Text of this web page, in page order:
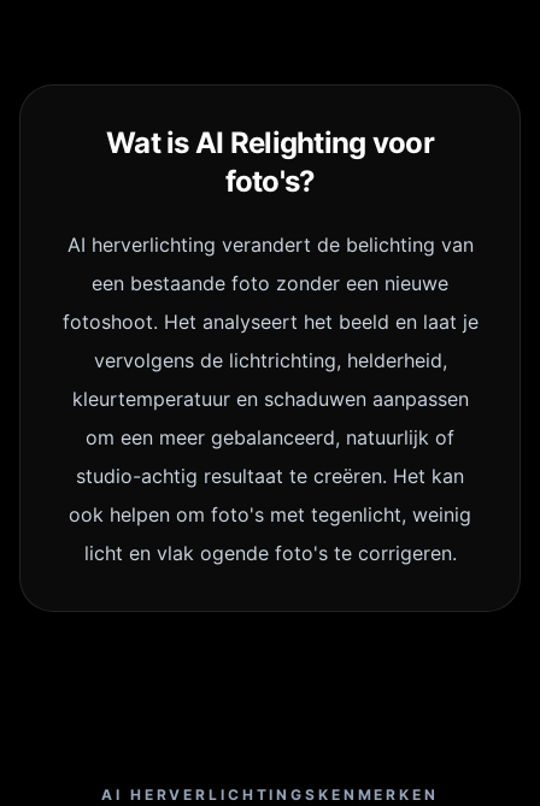
Wat is AI Relighting voor
foto's?
AI herverlichting verandert de belichting van
een bestaande foto zonder een nieuwe
fotoshoot. Het analyseert het beeld en laat je
vervolgens de lichtrichting, helderheid,
kleurtemperatuur en schaduwen aanpassen
om een meer gebalanceerd, natuurlijk of
studio-achtig resultaat te creëren. Het kan
ook helpen om foto's met tegenlicht, weinig
licht en vlak ogende foto's te corrigeren.
AI HERVERLICHTINGSKENMERKEN